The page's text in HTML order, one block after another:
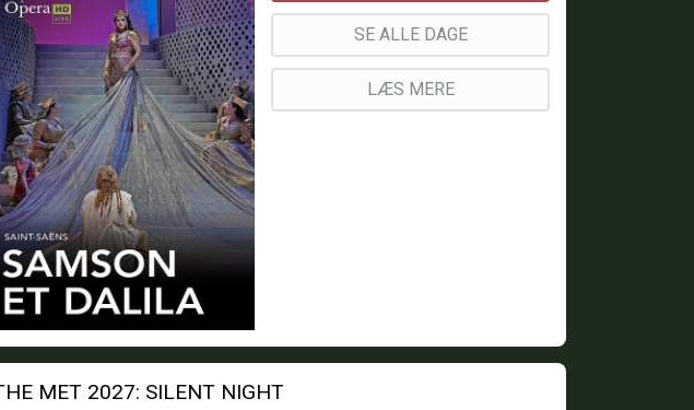
SE ALLE DAGE
LÆS MERE
MET 2027: SILENT NIGHT